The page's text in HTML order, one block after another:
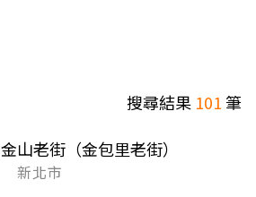
搜尋結果 101筆
金山老街（金包里老街）
新北市